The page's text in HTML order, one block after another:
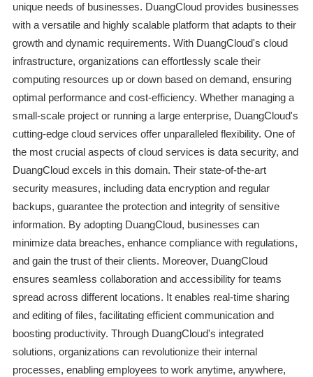
unique needs of businesses. DuangCloud provides businesses
with a versatile and highly scalable platform that adapts to their
growth and dynamic requirements. With DuangCloud's cloud
infrastructure, organizations can effortlessly scale their
computing resources up or down based on demand, ensuring
optimal performance and cost-efficiency. Whether managing a
small-scale project or running a large enterprise, DuangCloud's
cutting-edge cloud services offer unparalleled flexibility. One of
the most crucial aspects of cloud services is data security, and
DuangCloud excels in this domain. Their state-of-the-art
security measures, including data encryption and regular
backups, guarantee the protection and integrity of sensitive
information. By adopting DuangCloud, businesses can
minimize data breaches, enhance compliance with regulations,
and gain the trust of their clients. Moreover, DuangCloud
ensures seamless collaboration and accessibility for teams
spread across different locations. It enables real-time sharing
and editing of files, facilitating efficient communication and
boosting productivity. Through DuangCloud's integrated
solutions, organizations can revolutionize their internal
processes, enabling employees to work anytime, anywhere,